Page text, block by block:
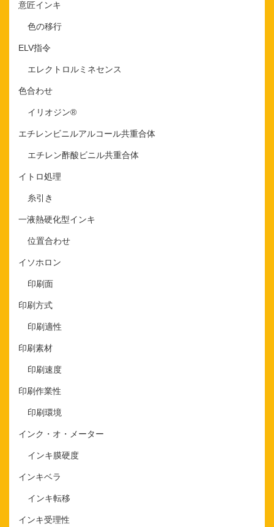
意匠インキ
色の移行
ELV指令
エレクトロルミネセンス
色合わせ
イリオジン®
エチレンビニルアルコール共重合体
エチレン酢酸ビニル共重合体
イトロ処理
糸引き
一液熱硬化型インキ
位置合わせ
イソホロン
印刷面
印刷方式
印刷適性
印刷素材
印刷速度
印刷作業性
印刷環境
インク・オ・メーター
インキ膜硬度
インキベラ
インキ転移
インキ受理性